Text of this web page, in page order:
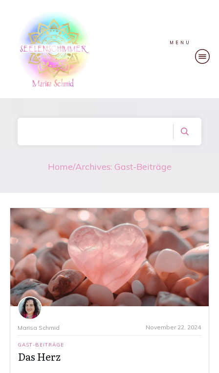
MENU
Home/Archives: Gast-Beiträge
Marisa Schmid November 22, 2024
GAST-BEITRÄGE
Das Herz